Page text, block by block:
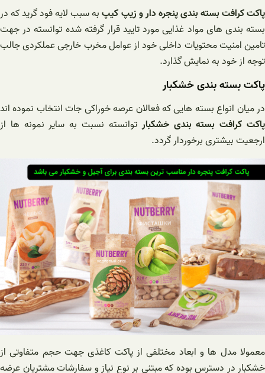
پاکت کرافت بسته بندی پنجره دار و زیپ کیپبه سبب لایه فود گرید که در
بسته بندی های مواد غذایی مورد تایید قرار گرفته شده توانسته در جهت
تامین امنیت محتویات داخلی خود از عوامل مخرب خارجی عملکردی جالب
توجه از خود به نمایش گذارد.
پاکت بسته بندی خشکبار
در میان انواع بسته هایی که فعالان عرصه خوراکی جات انتخاب نموده اند
پاکت کرافت بسته بندی خشکبارتوانسته نسبت به سایر نمونه ها از
ارجعیت بیشتری برخوردار گردد.
معمولا مدل ها و ابعاد مختلفی از پاکت کاغذی جهت حجم متفاوتی از
خشکبار در دسترس بوده که مبتنی بر نوع نیاز و سفارشات مشتریان عرضه